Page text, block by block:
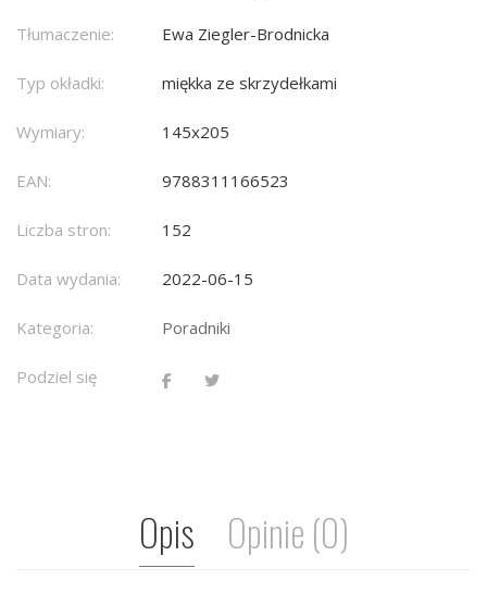
Tłumaczenie: Ewa Ziegler-Brodnicka
Typ okładki: miękka ze skrzydełkami
Wymiary: 145x205
EAN: 9788311166523
Liczba stron: 152
Data wydania: 2022-06-15
Kategoria: Poradniki
Podziel się
Opis Opinie (0)